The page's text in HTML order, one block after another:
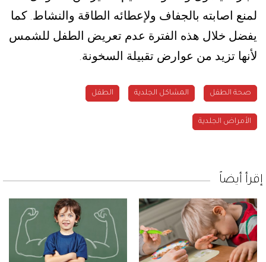
لمنع اصابته بالجفاف ولإعطائه الطاقة والنشاط. كما
يفضل خلال هذه الفترة عدم تعريض الطفل للشمس
لأنها تزيد من عوارض تقبيلة السخونة.
صحة الطفل المشاكل الجلدية الطفل
الأمراض الجلدية
إقرأ أيضاً